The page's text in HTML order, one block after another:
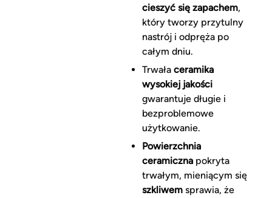
cieszyć się zapachem,
który tworzy przytulny
nastrój i odpręża po
całym dniu.
Trwała ceramika
wysokiej jakości
gwarantuje długie i
bezproblemowe
użytkowanie.
Powierzchnia
ceramicznapokryta
trwałym, mieniącym się
szkliwemsprawia, że